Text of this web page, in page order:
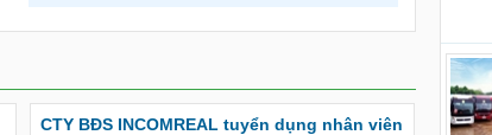
CTY BĐS INCOMREAL tuyển dụng nhân viên